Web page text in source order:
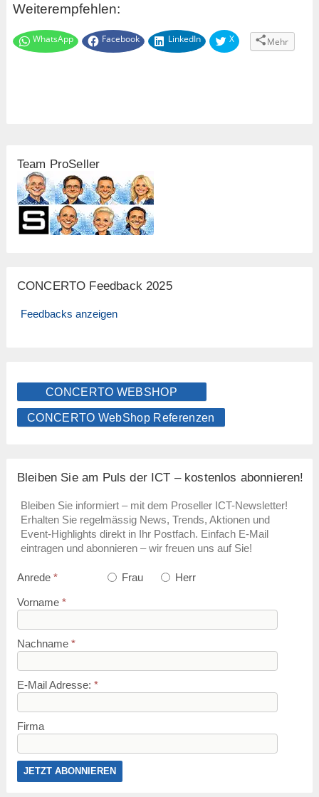
Weiterempfehlen:
WhatsApp Facebook LinkedIn X Mehr
Team ProSeller
CONCERTO Feedback 2025
Feedbacks anzeigen
CONCERTO WEBSHOP
CONCERTO WebShop Referenzen
Bleiben Sie am Puls der ICT – kostenlos abonnieren!
Bleiben Sie informiert – mit dem Proseller ICT-Newsletter!
Erhalten Sie regelmässig News, Trends, Aktionen und
Event-Highlights direkt in Ihr Postfach. Einfach E-Mail
eintragen und abonnieren – wir freuen uns auf Sie!
Anrede * Frau Herr
Vorname *
Nachname *
E-Mail Adresse: *
Firma